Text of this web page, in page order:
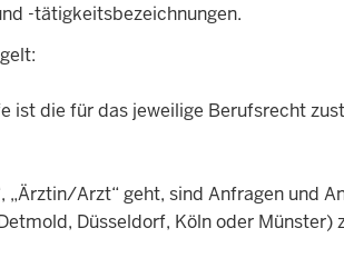
-tätigkeitsbezeichnungen.
die für das jeweilige Berufsrecht
Arzt“ geht, sind Anfragen und
Düsseldorf, Köln oder Münster)